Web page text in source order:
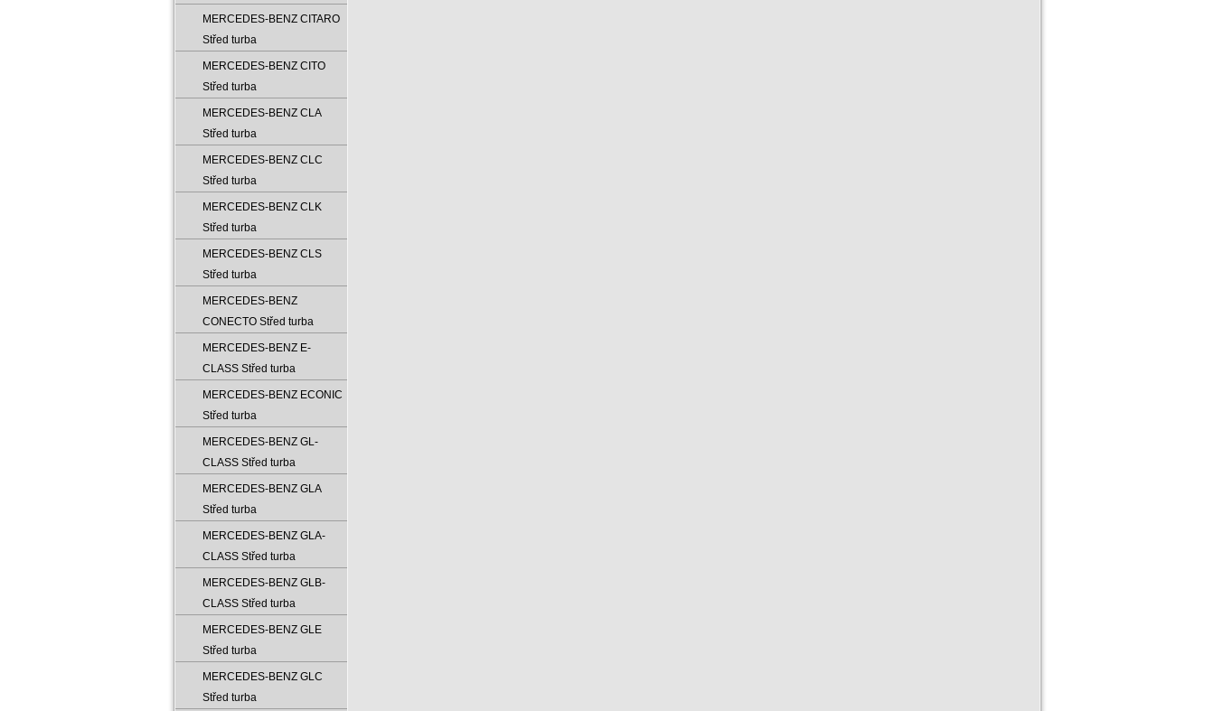
MERCEDES-BENZ CITARO
Střed turba
MERCEDES-BENZ CITO
Střed turba
MERCEDES-BENZ CLA
Střed turba
MERCEDES-BENZ CLC
Střed turba
MERCEDES-BENZ CLK
Střed turba
MERCEDES-BENZ CLS
Střed turba
MERCEDES-BENZ
CONECTO Střed turba
MERCEDES-BENZ E-
CLASS Střed turba
MERCEDES-BENZ ECONIC
Střed turba
MERCEDES-BENZ GL-
CLASS Střed turba
MERCEDES-BENZ GLA
Střed turba
MERCEDES-BENZ GLA-
CLASS Střed turba
MERCEDES-BENZ GLB-
CLASS Střed turba
MERCEDES-BENZ GLE
Střed turba
MERCEDES-BENZ GLC
Střed turba